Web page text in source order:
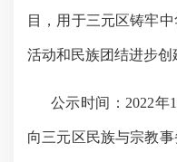
目，用于三元区铸牢
活动和民族团结进步创
公示时间：2022年
向三元区民族与宗教事